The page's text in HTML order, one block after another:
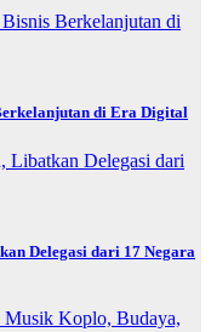
di Era Digital
Delegasi dari 17 Negara